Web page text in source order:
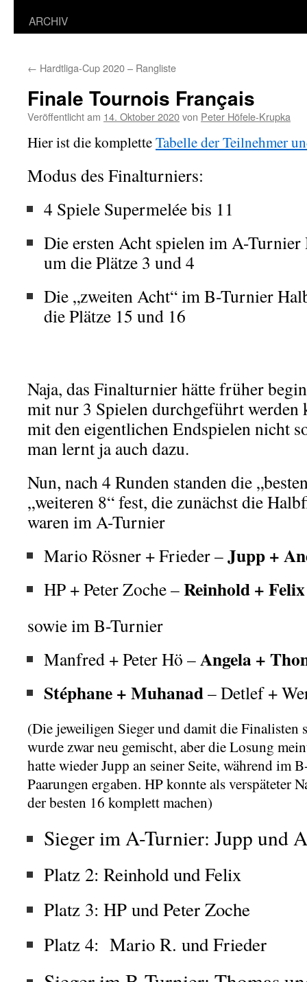
ARCHIV
← Hardtliga-Cup 2020 – Rangliste
Finale Tournois Français
Veröffentlicht am 14. Oktober 2020von Peter Höfele-Krupka
Hier ist die kompletteTabelle der Teilnehmer
Modus des Finalturniers:
4 Spiele Supermelée bis 11
Die ersten Acht spielen im A-
um die Plätze 3 und 4
Die „zweiten Acht“ im B-Turnier
die Plätze 15 und 16
Naja, das Finalturnier hätte früher
mit nur 3 Spielen durchgeführt werden
mit den eigentlichen Endspielen nicht
man lernt ja auch dazu.
Nun, nach 4 Runden standen die
„weiteren 8“ fest, die zunächst die
waren im A-Turnier
Mario Rösner + Frieder –Jupp +
HP + Peter Zoche –Reinhold + Felix
sowie im B-Turnier
Manfred + Peter Hö –Angela +
Stéphane + Muhanad– Detlef +
(Die jeweiligen Sieger und damit die Finalisten
wurde zwar neu gemischt, aber die Losung
hatte wieder Jupp an seiner Seite, während im
Paarungen ergaben. HP konnte als verspäteter
der besten 16 komplett machen)
Sieger im A-Turnier: Jupp und
Platz 2: Reinhold und Felix
Platz 3: HP und Peter Zoche
Platz 4: Mario R. und Frieder